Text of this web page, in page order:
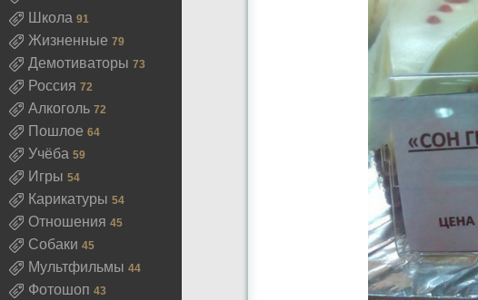
Школа 91
Жизненные 79
Демотиваторы 73
Россия 72
Алкоголь 72
Пошлое 64
Учёба 59
Игры 54
Карикатуры 54
Отношения 45
Собаки 45
Мультфильмы 44
Фотошоп 43